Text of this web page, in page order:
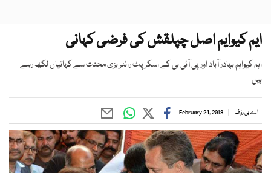
ایم کیوایم اصل چپلقش کی فرضی کہانی
ایم کیوایم بہادر آباد اور پی آئی بی کے اسکرپٹ رائٹر بڑی محنت سے کہانیاں لکھ رہے
ہیں
اے بی رؤف February 24, 2018